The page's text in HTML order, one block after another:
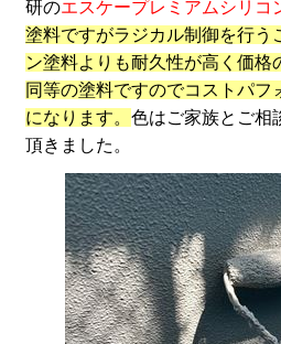
研のエスケープレミアムシリコ
塗料ですがラジカル制御を行う
ン塗料よりも耐久性が高く価格
同等の塗料ですのでコストパフ
になります。 色はご家族とご相
頂きました。